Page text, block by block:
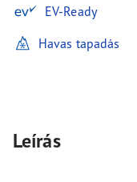
EV-Ready
Havas tapadás
Leírás